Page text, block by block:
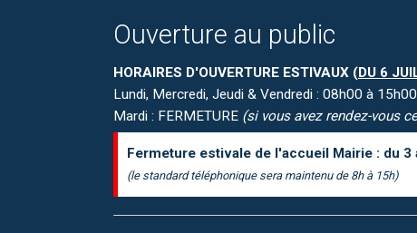
Ouverture au public
HORAIRES D'OUVERTURE ESTIVAUX (DU 6
Lundi, Mercredi, Jeudi & Vendredi : 08h00 à 15h00
Mardi : FERMETURE (si vous avez rendez-vous
Fermeture estivale de l'accueil Mairie : du 3
(le standard téléphonique sera maintenu de 8h à 15h)